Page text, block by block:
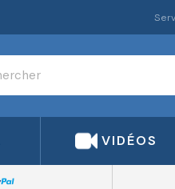
VIDÉOS